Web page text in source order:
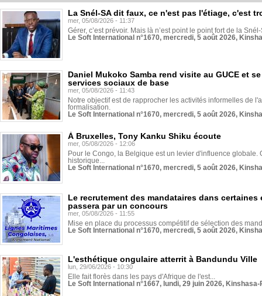
La Snél-SA dit faux, ce n'est pas l'étiage, c'est
mer, 05/08/2026 - 11:37
Gérer, c’est prévoir. Mais là n’est point le point fort de la
Le Soft International n°1670, mercredi, 5 août 2026,
Daniel Mukoko Samba rend visite au GUCE et
services sociaux de base
mer, 05/08/2026 - 11:43
Notre objectif est de rapprocher les activités informelles de
formalisation.
Le Soft International n°1670, mercredi, 5 août 2026,
À Bruxelles, Tony Kanku Shiku écoute
mer, 05/08/2026 - 12:06
Pour le Congo, la Belgique est un levier d'influence globale.
historique...
Le Soft International n°1670, mercredi, 5 août 2026,
Le recrutement des mandataires dans
passera par un concours
mer, 05/08/2026 - 11:55
Mise en place du processus compétitif de sélection des
Le Soft International n°1670, mercredi, 5 août 2026,
L'esthétique ongulaire atterrit à Bandundu Ville
lun, 29/06/2026 - 10:30
Elle fait florès dans les pays d'Afrique de l'est...
Le Soft International n°1667, lundi, 29 juin 2026,